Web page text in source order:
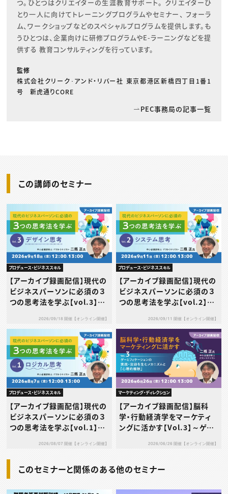
つ。ひとつはクリエイターの生涯教育サポート。 クリエイターひ
とり一人に向けてトレーニングプログラムやセミナー、 フォーラ
ム、ワークショップなどのスペシャルプログラムを提供します。も
うひとつは、企業向けに研修プログラムやE-ラーニングなどを提
供する 教育コンサルティングを行っています。
監修
株式会社クリーク･アンド・リバー社 東京都港区新橋四丁目1番1
号 新虎通りCORE
PEC事務局の記事一覧
この講師のセミナー
プロデュース・ビジネススキル
【アーカイブ録画配信】現代の
ビジネスパーソンに必須の３
つの思考法を学ぶ【vol.3】デ
2026/09/18 開催【オンライン開催】
プロデュース・ビジネススキル
【アーカイブ録画配信】現代の
ビジネスパーソンに必須の３
つの思考法を学ぶ【vol.2】シ
2026/09/11 開催【オンライン開催】
プロデュース・ビジネススキル
【アーカイブ録画配信】現代の
ビジネスパーソンに必須の３
つの思考法を学ぶ【vol.1】ロ
2026/08/07 開催【オンライン開催】
マーケティング・ディレクション
【アーカイブ録画配信】脳科
学・行動経済学をマーケティ
ングに活かす【Vol.3】～ゲー
を生むメカニズムと「心理的
2026/06/26 開催【オンライン開催】
このセミナーと関係のある他のセミナー